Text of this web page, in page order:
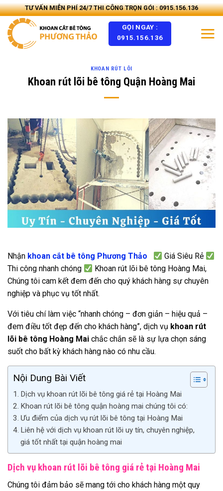
Skip
to
content
TƯ VẤN MIỄN PHÍ 24/7 THI CÔNG TRỌN GÓI : 0915.156.136
GỌI NGAY :
0915.156.136
KHOAN RÚT LÕI
Khoan rút lõi bê tông Quận Hoàng Mai
Nhận khoan cắt bê tông Phương Thảo
Giá Siêu Rẻ
Thi công nhanh chóng
Khoan rút lõi bê tông Hoàng Mai,
Chúng tôi cam kết đem đến cho quý khách hàng sự chuyên
nghiệp và phục vụ tốt nhất.
Với tiêu chí làm việc “nhanh chóng – đơn giản – hiệu quả –
đem điều tốt đẹp đến cho khách hàng”, dịch vụ khoan rút
lõi bê tông Hoàng Mai chắc chắn sẽ là sự lựa chọn sáng
suốt cho bất kỳ khách hàng nào có nhu cầu.
Nội Dung Bài Viết
Dịch vụ khoan rút lõi bê tông giá rẻ tại Hoàng Mai
Khoan rút lõi bê tông quận hoàng mai chúng tôi có:
Ưu điểm của dịch vụ rút lõi bê tông tại Hoàng Mai
Liên hệ với dịch vụ khoan rút lõi uy tín, chuyên nghiệp,
giá tốt nhất tại quận hoàng mai
Dịch vụ khoan rút lõi bê tông giá rẻ tại Hoàng Mai
Chúng tôi đảm bảo sẽ mang tới cho khách hàng một quy